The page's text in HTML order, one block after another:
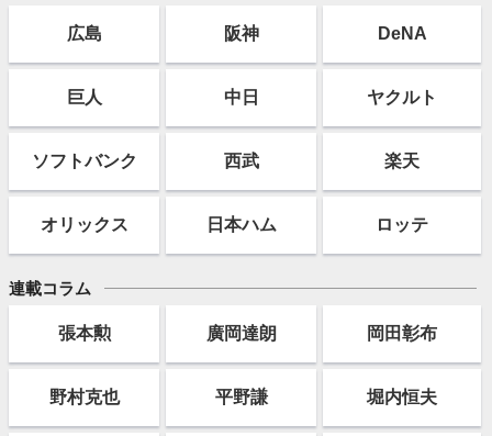
広島 阪神 DeNA
巨人 中日 ヤクルト
ソフトバンク 西武 楽天
オリックス 日本ハム ロッテ
連載コラム
張本勲 廣岡達朗 岡田彰布
野村克也 平野謙 堀内恒夫